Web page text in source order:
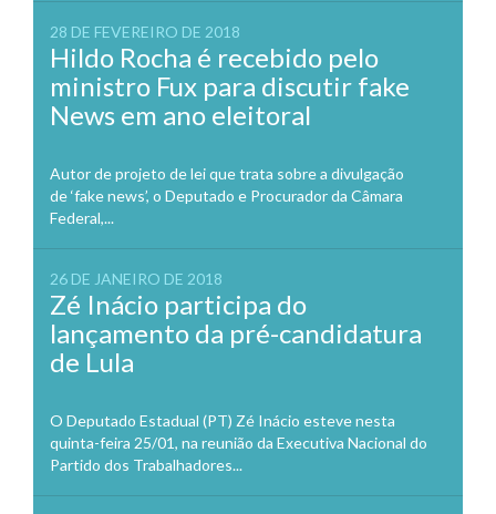
28 DE FEVEREIRO DE 2018
Hildo Rocha é recebido pelo
ministro Fux para discutir fake
News em ano eleitoral
Autor de projeto de lei que trata sobre a divulgação
de ‘fake news’, o Deputado e Procurador da Câmara
Federal,...
26 DE JANEIRO DE 2018
Zé Inácio participa do
lançamento da pré-candidatura
de Lula
O Deputado Estadual (PT) Zé Inácio esteve nesta
quinta-feira 25/01, na reunião da Executiva Nacional do
Partido dos Trabalhadores...